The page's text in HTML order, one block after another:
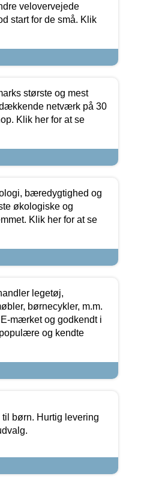
velovervejede
start for de små. Klik
største og mest
netværk på 30
Klik her for at se
bæredygtighed og
økologiske og
Klik her for at se
legetøj,
børnecykler, m.m.
mærket og godkendt i
og kendte
børn. Hurtig levering